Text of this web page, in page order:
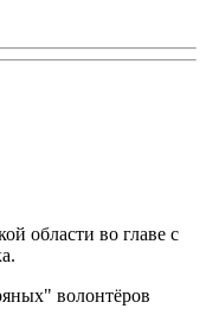
области во главе с
волонтёров